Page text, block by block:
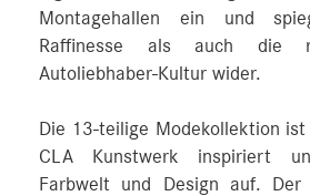
Montagehallen ein und
Raffinesse als auch die
Autoliebhaber-Kultur wider.
Die 13-teilige Modekollektion ist
CLA Kunstwerk inspiriert
Farbwelt und Design auf.